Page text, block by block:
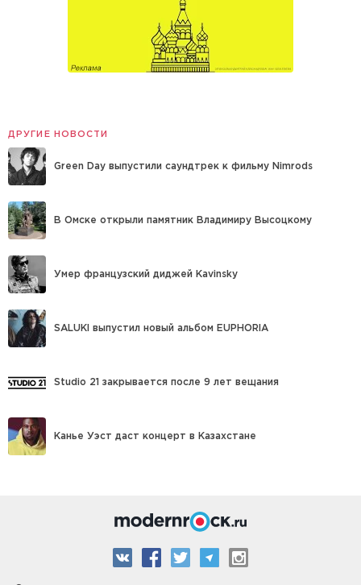
ДРУГИЕ НОВОСТИ
Green Day выпустили саундтрек к фильму Nimrods
В Омске открыли памятник Владимиру Высоцкому
Умер французский диджей Kavinsky
SALUKI выпустил новый альбом EUPHORIA
Studio 21 закрывается после 9 лет вещания
Канье Уэст даст концерт в Казахстане